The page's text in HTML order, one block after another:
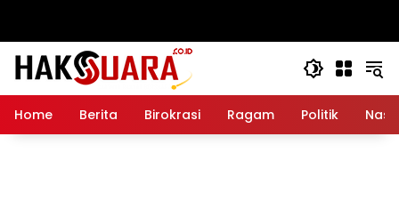
Home Berita Birokrasi Ragam Politik